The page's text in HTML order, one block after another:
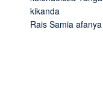
kikanda
Rais Samia